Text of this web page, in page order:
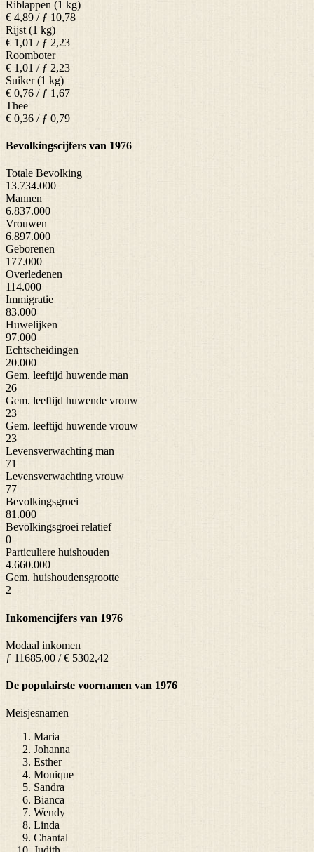
Riblappen (1 kg)
€ 4,89 / ƒ 10,78
Rijst (1 kg)
€ 1,01 / ƒ 2,23
Roomboter
€ 1,01 / ƒ 2,23
Suiker (1 kg)
€ 0,76 / ƒ 1,67
Thee
€ 0,36 / ƒ 0,79
Bevolkingscijfers van 1976
Totale Bevolking
13.734.000
Mannen
6.837.000
Vrouwen
6.897.000
Geborenen
177.000
Overledenen
114.000
Immigratie
83.000
Huwelijken
97.000
Echtscheidingen
20.000
Gem. leeftijd huwende man
26
Gem. leeftijd huwende vrouw
23
Gem. leeftijd huwende vrouw
23
Levensverwachting man
71
Levensverwachting vrouw
77
Bevolkingsgroei
81.000
Bevolkingsgroei relatief
0
Particuliere huishouden
4.660.000
Gem. huishoudensgrootte
2
Inkomencijfers van 1976
Modaal inkomen
ƒ 11685,00 / € 5302,42
De populairste voornamen van 1976
Meisjesnamen
Maria
Johanna
Esther
Monique
Sandra
Bianca
Wendy
Linda
Chantal